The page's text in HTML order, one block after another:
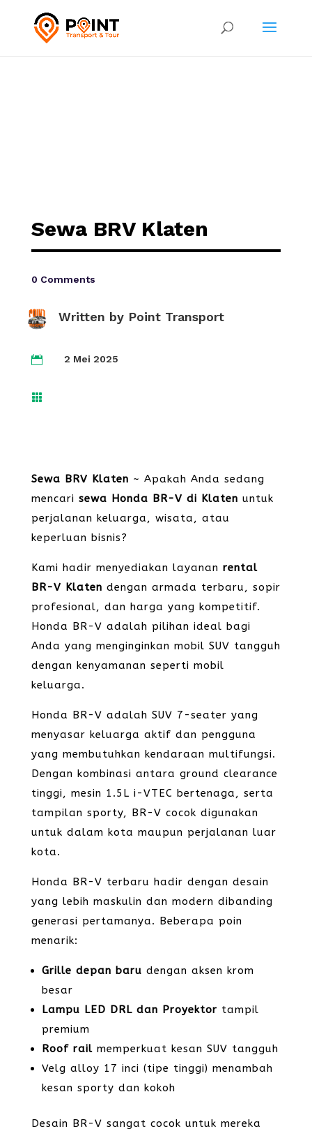
Sewa BRV Klaten
0 Comments
Written by Point Transport
 2 Mei 2025

Sewa BRV Klaten ~ Apakah Anda sedang
mencari sewa Honda BR-V di Klaten untuk
perjalanan keluarga, wisata, atau
keperluan bisnis?
Kami hadir menyediakan layanan rental
BR-V Klaten dengan armada terbaru, sopir
profesional, dan harga yang kompetitif.
Honda BR-V adalah pilihan ideal bagi
Anda yang menginginkan mobil SUV tangguh
dengan kenyamanan seperti mobil
keluarga.
Honda BR-V adalah SUV 7-seater yang
menyasar keluarga aktif dan pengguna
yang membutuhkan kendaraan multifungsi.
Dengan kombinasi antara ground clearance
tinggi, mesin 1.5L i-VTEC bertenaga, serta
tampilan sporty, BR-V cocok digunakan
untuk dalam kota maupun perjalanan luar
kota.
Honda BR-V terbaru hadir dengan desain
yang lebih maskulin dan modern dibanding
generasi pertamanya. Beberapa poin
menarik:
Grille depan baru dengan aksen krom
besar
Lampu LED DRL dan Proyektor tampil
premium
Roof railmemperkuat kesan SUV tangguh
Velg alloy 17 inci (tipe tinggi) menambah
kesan sporty dan kokoh
Desain BR-V sangat cocok untuk mereka